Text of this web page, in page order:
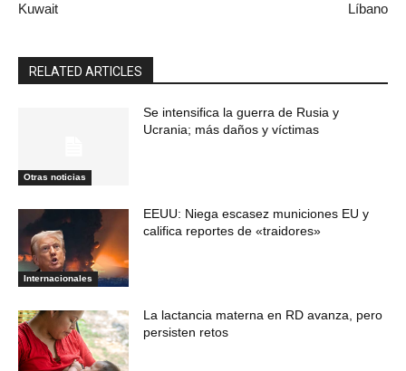
Kuwait
Líbano
RELATED ARTICLES
Otras noticias
Se intensifica la guerra de Rusia y
Ucrania; más daños y víctimas
Internacionales
EEUU: Niega escasez municiones EU y
califica reportes de «traidores»
La lactancia materna en RD avanza, pero
persisten retos